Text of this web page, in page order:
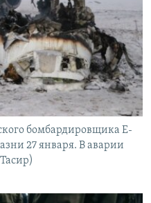
бомбардировщика E-
27 января. В аварии